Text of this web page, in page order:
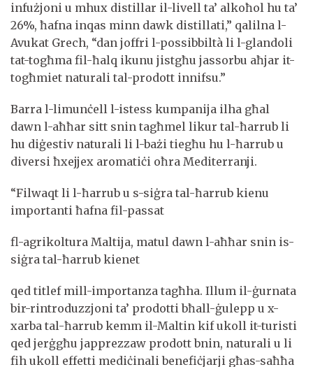
infużjoni u mhux distillar il-livell ta’ alkoħol hu ta’
26%, ħafna inqas minn dawk distillati,” qalilna l-
Avukat Grech, “dan joffri l-possibbiltà li l-glandoli
tat-togħma fil-ħalq ikunu jistgħu jassorbu aħjar it-
togħmiet naturali tal-prodott innifsu.”
Barra l-limunċell l-istess kumpanija ilha għal
dawn l-aħħar sitt snin tagħmel likur tal-ħarrub li
hu diġestiv naturali li l-bażi tiegħu hu l-ħarrub u
diversi ħxejjex aromatiċi oħra Mediterranji.
“Filwaqt li l-ħarrub u s-siġra tal-ħarrub kienu
importanti ħafna fil-passat
fl-agrikoltura Maltija, matul dawn l-aħħar snin is-
siġra tal-ħarrub kienet
qed titlef mill-importanza tagħha. Illum il-ġurnata
bir-rintroduzzjoni ta’ prodotti bħall-ġulepp u x-
xarba tal-ħarrub kemm il-Maltin kif ukoll it-turisti
qed jerġgħu japprezzaw prodott bnin, naturali u li
fih ukoll effetti mediċinali benefiċjarji għas-saħħa